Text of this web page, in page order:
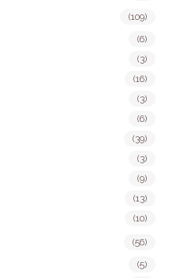
(109)
(6)
(3)
(16)
(3)
(6)
(39)
(3)
(9)
(13)
(10)
(56)
(5)